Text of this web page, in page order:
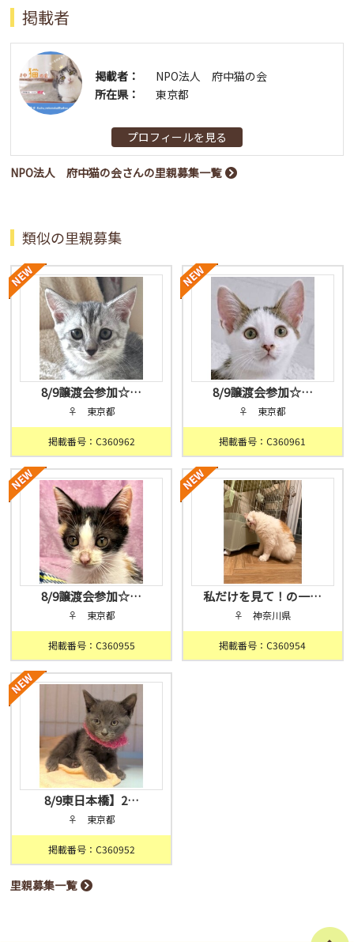
掲載者
掲載者：
NPO法人 府中猫の会
所在県：
東京都
プロフィールを見る
NPO法人 府中猫の会さんの里親募集一覧
類似の里親募集
8/9譲渡会参加☆…
♀ 東京都
掲載番号：C360962
8/9譲渡会参加☆…
♀ 東京都
掲載番号：C360961
8/9譲渡会参加☆…
♀ 東京都
掲載番号：C360955
私だけを見て！の一…
♀ 神奈川県
掲載番号：C360954
8/9東日本橋】2…
♀ 東京都
掲載番号：C360952
里親募集一覧